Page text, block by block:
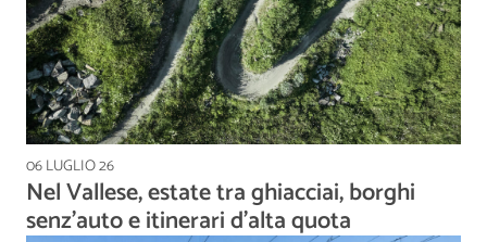
06 LUGLIO 26
Nel Vallese, estate tra ghiacciai, borghi
senz'auto e itinerari d'alta quota